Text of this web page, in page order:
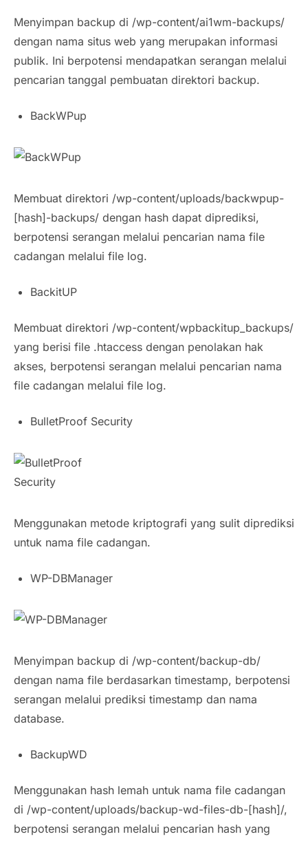
Menyimpan backup di /wp-content/ai1wm-backups/
dengan nama situs web yang merupakan informasi
publik. Ini berpotensi mendapatkan serangan melalui
pencarian tanggal pembuatan direktori backup.
BackWPup
Membuat direktori /wp-content/uploads/backwpup-
[hash]-backups/ dengan hash dapat diprediksi,
berpotensi serangan melalui pencarian nama file
cadangan melalui file log.
BackitUP
Membuat direktori /wp-content/wpbackitup_backups/
yang berisi file .htaccess dengan penolakan hak
akses, berpotensi serangan melalui pencarian nama
file cadangan melalui file log.
BulletProof Security
Menggunakan metode kriptografi yang sulit diprediksi
untuk nama file cadangan.
WP-DBManager
Menyimpan backup di /wp-content/backup-db/
dengan nama file berdasarkan timestamp, berpotensi
serangan melalui prediksi timestamp dan nama
database.
BackupWD
Menggunakan hash lemah untuk nama file cadangan
di /wp-content/uploads/backup-wd-files-db-[hash]/,
berpotensi serangan melalui pencarian hash yang